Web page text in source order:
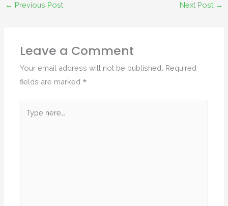
← Previous Post Next Post →
Leave a Comment
Your email address will not be published. Required
fields are marked *